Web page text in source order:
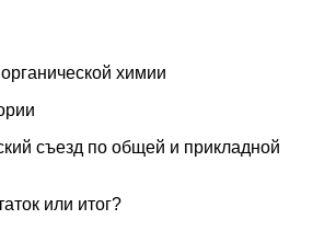
химии
съезд по общей и прикладной
или итог?